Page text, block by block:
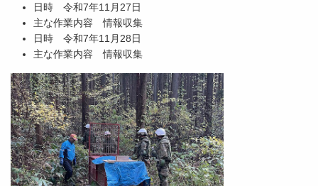
日時 令和7年11月27日
主な作業内容 情報収集
日時 令和7年11月28日
主な作業内容 情報収集